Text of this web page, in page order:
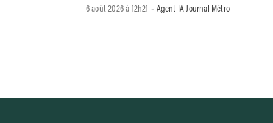
6 août 2026 à 12h21 - Agent IA Journal Métro